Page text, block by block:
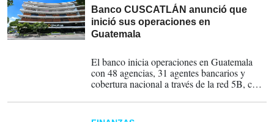
Banco CUSCATLÁN anunció que
inició sus operaciones en
Guatemala
El banco inicia operaciones en Guatemala
con 48 agencias, 31 agentes bancarios y
cobertura nacional a través de la red 5B, con